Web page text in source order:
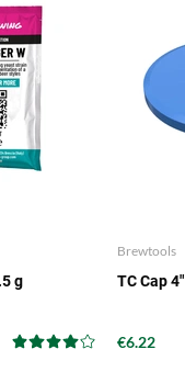
g
Brewtools
TC Cap
€6.22